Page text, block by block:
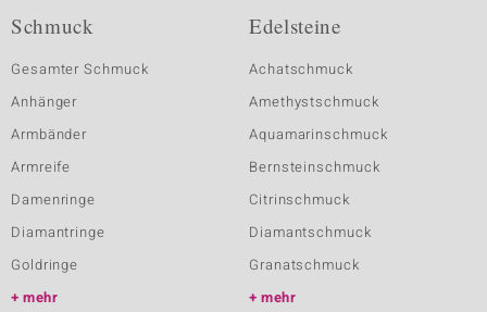
Schmuck
Gesamter Schmuck
Anhänger
Armbänder
Armreife
Damenringe
Diamantringe
Goldringe
mehr
Edelsteine
Achatschmuck
Amethystschmuck
Aquamarinschmuck
Bernsteinschmuck
Citrinschmuck
Diamantschmuck
Granatschmuck
mehr